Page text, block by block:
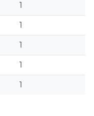
1
1
1
1
1